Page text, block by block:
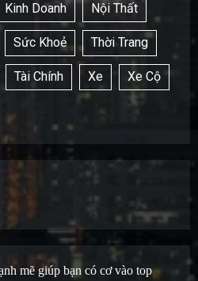
Kinh Doanh Nội Thất
Sức Khoẻ Thời Trang
Tài Chính Xe Xe Cộ
mẽ giúp bạn có cơ vào top